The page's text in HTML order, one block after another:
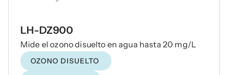
LH-DZ900
Mide el ozono disuelto en agua hasta 20 mg/L
OZONO DISUELTO